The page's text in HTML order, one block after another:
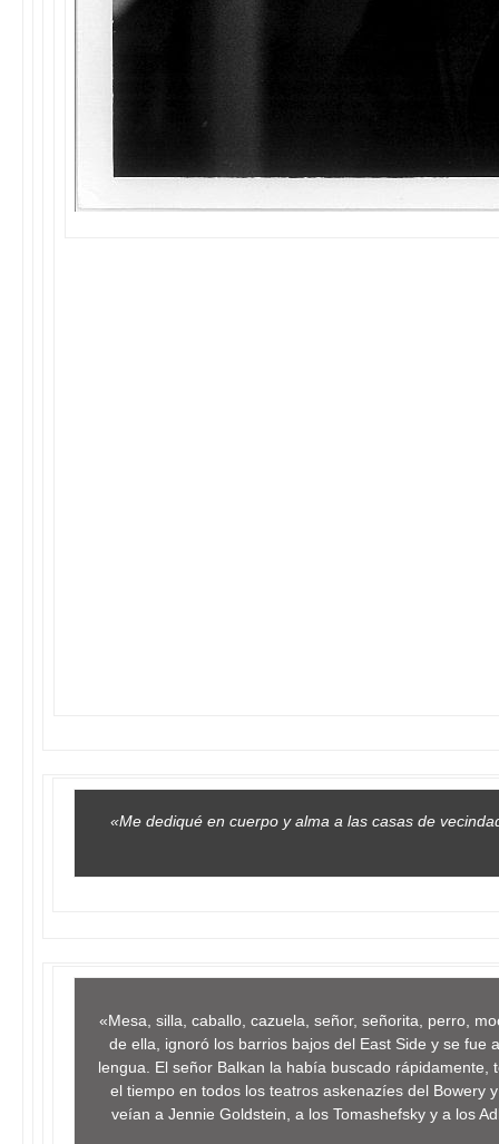
«Me dediqué en cuerpo y alma a las casas de
«Mesa, silla, caballo, cazuela, señor, señorita, perro,
de ella, ignoró los barrios bajos del East Side y se
lengua. El señor Balkan la había buscado
el tiempo en todos los teatros askenazíes del Bowery
veían a Jennie Goldstein, a los Tomashefsky y a los